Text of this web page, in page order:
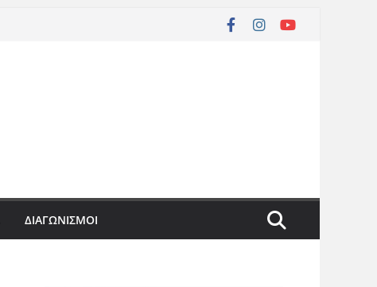
ΔΙΑΓΩΝΙΣΜΟΙ